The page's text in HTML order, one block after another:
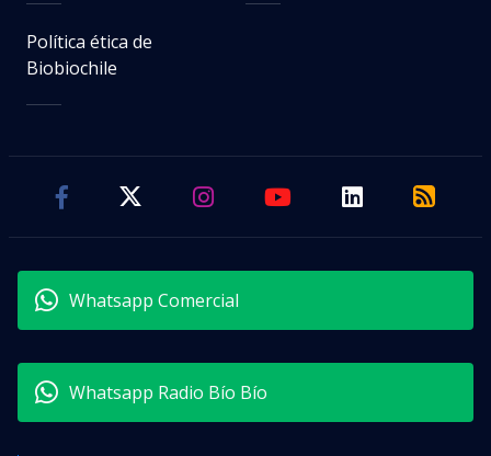
Política ética de
Biobiochile
Whatsapp Comercial
Whatsapp Radio Bío Bío